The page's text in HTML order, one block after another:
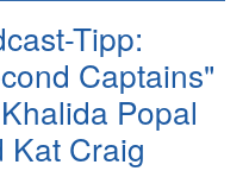
Tipp:
Captains"
Popal
Kat Craig